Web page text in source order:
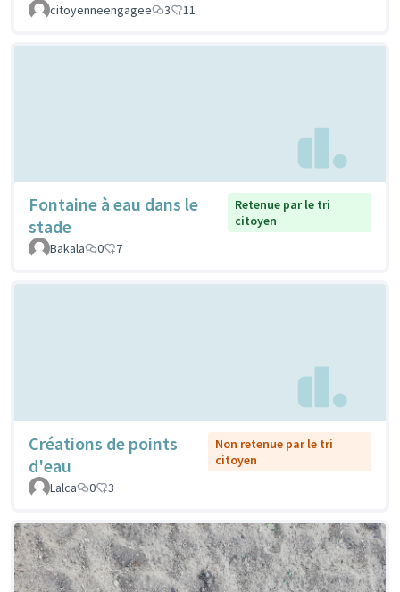
citoyenneengagee 3 11
Fontaine à eau dans le
stade
Retenue par le tri
citoyen
Bakala
0 7
Créations de points
d'eau
Non retenue par le tri
citoyen
Lalca
0 3